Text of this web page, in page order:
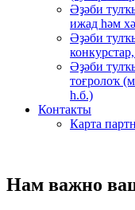
Әҙәби
ижад һәм
Әҙәби
Әҙәби
тоғролоҡ
һ.б.)
Контакты
Карта
Нам важно